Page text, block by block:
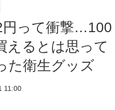
円って衝撃…100
えるとは思って
た衛生グッズ
11:00